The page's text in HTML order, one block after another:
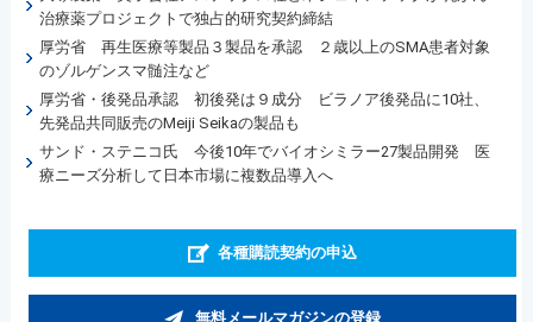
治療薬プロジェクトで独占的研究契約締結
厚労省 再生医療等製品３製品を承認 ２歳以上のSMA患者対象
のゾルゲンスマ髄注など
厚労省・後発品承認 初後発は９成分 ビラノア後発品に10社、
先発品共同販売のMeiji Seikaの製品も
サンド・ステニコ氏 今後10年でバイオシミラー27製品開発 医
療ニーズ分析して日本市場に複数品導入へ
各種購読契約の申込
無料メールマガジンの登録